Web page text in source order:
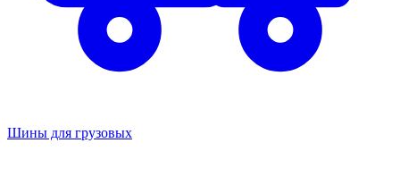
Шины для грузовых